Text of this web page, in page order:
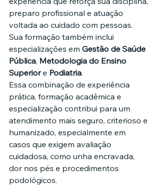
preparo profissional e atuação
voltada ao cuidado com pessoas.
Sua formação também inclui
especializações em Gestão de Saúde
Pública, Metodologia do Ensino
Superior e Podiatria.
Essa combinação de experiência
prática, formação acadêmica e
especialização contribui para um
atendimento mais seguro, criterioso e
humanizado, especialmente em
casos que exigem avaliação
cuidadosa, como unha encravada,
dor nos pés e procedimentos
podológicos.